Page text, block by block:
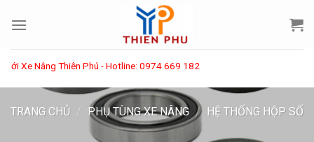
Nâng Thiên Phú - Hotline: 0974 669 182
TRANG CHỦ / PHỤ TÙNG XE NÂNG / HỆ THỐNG HỘP SỐ